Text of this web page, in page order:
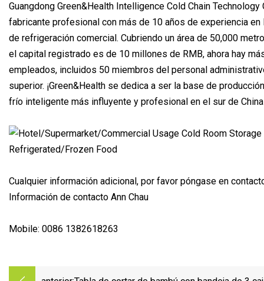
Guangdong Green&Health Intelligence Cold Chain Technology
fabricante profesional con más de 10 años de experiencia
de refrigeración comercial. Cubriendo un área de 50,000
el capital registrado es de 10 millones de RMB, ahora hay
empleados, incluidos 50 miembros del personal
superior. ¡Green&Health se dedica a ser la base de
frío inteligente más influyente y profesional en el sur de
Cualquier información adicional, por favor póngase en
Información de contacto Ann Chau
Mobile: 0086 1382618263